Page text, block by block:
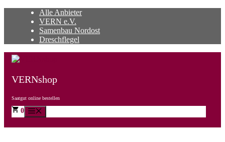
Alle Anbieter
VERN e.V.
Samenbau Nordost
Dreschflegel
VERNshop
Saatgut online bestellen
0